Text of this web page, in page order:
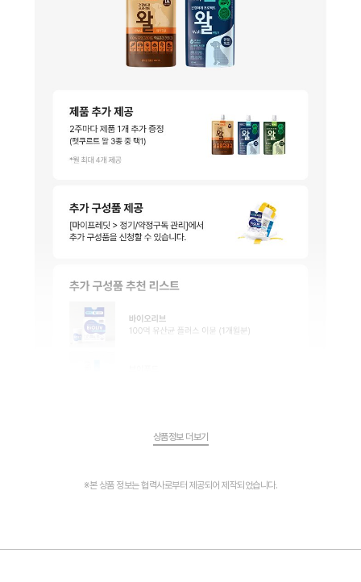
상품정보 더보기
※본 상품 정보는 협력사로부터 제공되어 제작되었습니다.